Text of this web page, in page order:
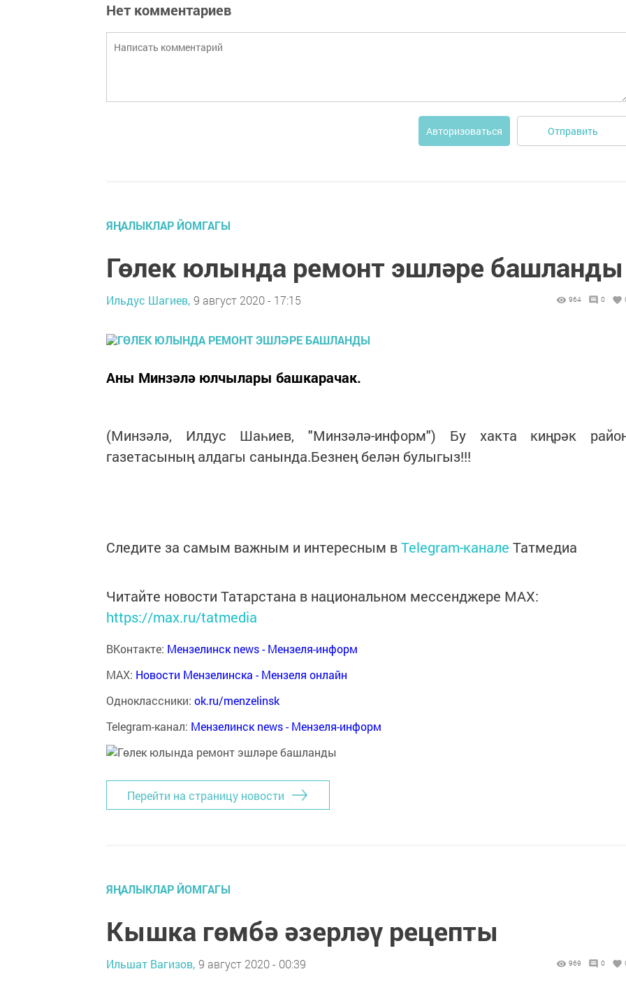
Нет комментариев
Авторизоваться Отправить
ЯҢАЛЫКЛАР ЙОМГАГЫ
Гөлек юлында ремонт эшләре башланды
Ильдус Шагиев, 9 август 2020 - 17:15 964 0
Аны Минзәлә юлчылары башкарачак.
(Минзәлә, Илдус Шаһиев, "Минзәлә-информ") Бу хакта киңрәк
газетасының алдагы санында.Безнең белән булыгыз!!!
Следите за самым важным и интересным вTelegram-канале Татмедиа
Читайте новости Татарстана в национальном мессенджере MАХ:
https://max.ru/tatmedia
ВКонтакте: Мензелинск news - Мензеля-информ
MAX: Новости Мензелинска - Мензеля онлайн
Одноклассники: ok.ru/menzelinsk
Telegram-канал: Мензелинск news - Мензеля-информ
Перейти на страницу новости
ЯҢАЛЫКЛАР ЙОМГАГЫ
Кышка гөмбә әзерләү рецепты
Ильшат Вагизов, 9 август 2020 - 00:39 969 0